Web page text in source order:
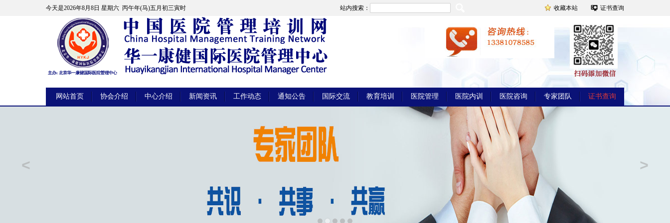
今天是2026年8月8日 星期六 丙午年(马)五月初三寅时 站内搜索： 收藏本站 证书查询
网站首页 协会介绍 中心介绍 新闻资讯 工作动态 通知公告 国际交流 教育培训 医院管理 医院内训 医院咨询 专家团队 证书查询